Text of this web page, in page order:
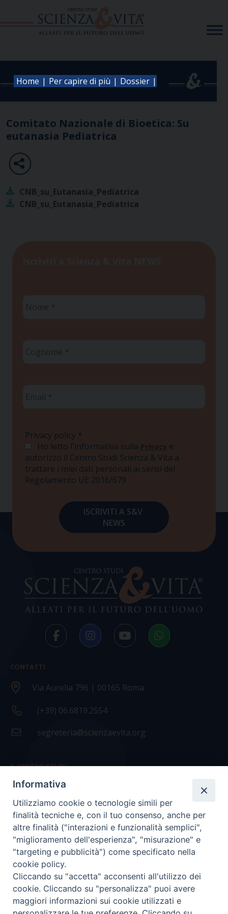
Home | Per capire di più | Dossier |
Comitato Nazionale di Bioetica: Su
eutanasia Pediatrica
CNB_su_Eutanasia_Pediatrica
CNB_su_Eutanasia_Pediatrica
Privacy policy *
Ho letto l'informativa sulla Privacy e
autorizzo il Centro Studi Scienza & Vita a
trattare i miei dati personali ai sensi del
Regolamento UE 2016/679
CONTATTI
Via Aurelia 796 | 00165 Roma
(+39) 06.6819.2554
segreteria@scienzaevita.org
IL CENTRO STUDI
La nostra storia
Statuto
Presidenza e ufficio presidenza
Consiglio scientifico
Coordinamento nazionale
Informativa
Utilizziamo cookie o tecnologie simili per
finalità tecniche e, con il tuo consenso, anche per
altre finalità ("interazioni e funzionalità semplici",
"miglioramento dell'esperienza", "misurazione" e
"targeting e pubblicità") come specificato nella
cookie policy.
Cliccando su "accetta" acconsenti all'utilizzo dei
cookie. Cliccando su "personalizza" puoi avere
maggiori informazioni sui cookie utilizzati e